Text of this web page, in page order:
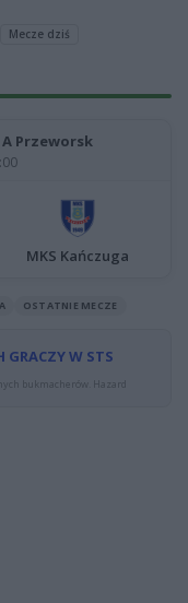
Mecze dziś
A Przeworsk
MKS Kańczuga
OSTATNIE MECZE
GRACZY W STS
bukmacherów. Hazard